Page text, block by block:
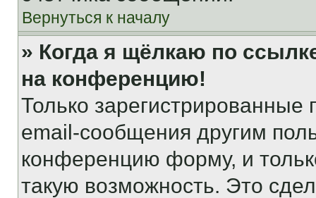
Вернуться к началу
» Когда я щёлкаю по
на конференцию!
Только зарегистрированные
email-сообщения другим
конференцию форму, и
такую возможность. Это